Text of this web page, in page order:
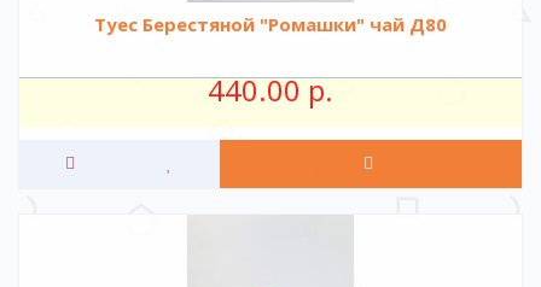
Туес Берестяной "Ромашки" чай Д80
440.00 р.